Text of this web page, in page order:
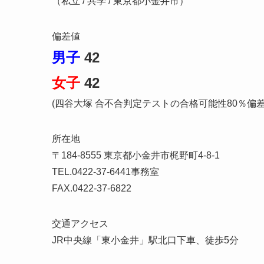
偏差値
男子 42
女子 42
(四谷大塚 合不合判定テストの合格可能性80％偏
所在地
〒184-8555 東京都小金井市梶野町4-8-1
TEL.0422-37-6441事務室
FAX.0422-37-6822
交通アクセス
JR中央線「東小金井」駅北口下車、徒歩5分